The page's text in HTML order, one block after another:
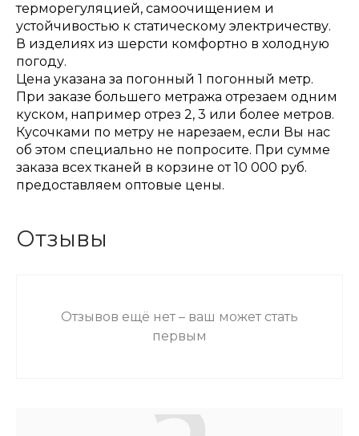
терморегуляцией, самоочищением и
устойчивостью к статическому электричеству.
В изделиях из шерсти комфортно в холодную
погоду.
Цена указана за погонный 1 погонный метр.
При заказе большего метража отрезаем одним
куском, например отрез 2, 3 или более метров.
Кусочками по метру не нарезаем, если Вы нас
об этом специально не попросите. При сумме
заказа всех тканей в корзине от 10 000 руб.
предоставляем оптовые цены.
Отзывы
Отзывов ещё нет – ваш может стать
первым